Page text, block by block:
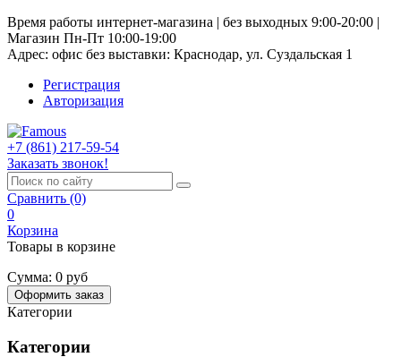
Время работы интернет-магазина | без выходных 9:00-20:00 |
Магазин Пн-Пт 10:00-19:00
Адрес: офис без выставки: Краснодар, ул. Суздальская 1
Регистрация
Авторизация
+7 (861) 217-59-54
Заказать звонок!
Сравнить (0)
0
Корзина
Товары в корзине
Сумма: 0 руб
Оформить заказ
Категории
Категории